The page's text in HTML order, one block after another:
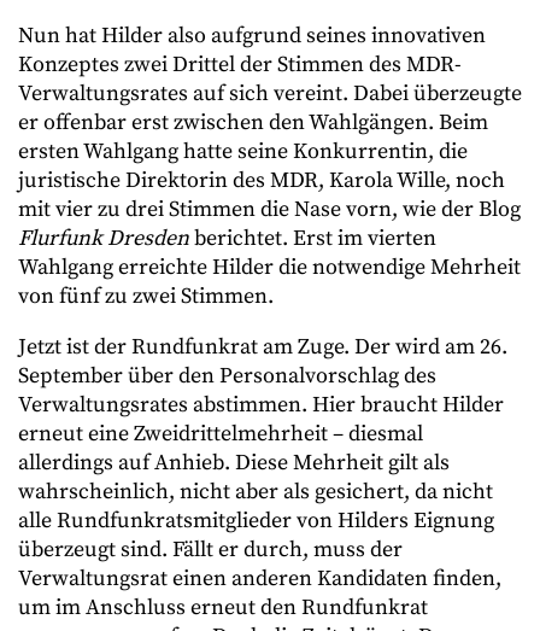
Nun hat Hilder also aufgrund seines innovativen
Konzeptes zwei Drittel der Stimmen des MDR-
Verwaltungsrates auf sich vereint. Dabei überzeugte
er offenbar erst zwischen den Wahlgängen. Beim
ersten Wahlgang hatte seine Konkurrentin, die
juristische Direktorin des MDR, Karola Wille, noch
mit vier zu drei Stimmen die Nase vorn, wie der Blog
Flurfunk Dresdenberichtet. Erst im vierten
Wahlgang erreichte Hilder die notwendige Mehrheit
von fünf zu zwei Stimmen.
Jetzt ist der Rundfunkrat am Zuge. Der wird am 26.
September über den Personalvorschlag des
Verwaltungsrates abstimmen. Hier braucht Hilder
erneut eine Zweidrittelmehrheit – diesmal
allerdings auf Anhieb. Diese Mehrheit gilt als
wahrscheinlich, nicht aber als gesichert, da nicht
alle Rundfunkratsmitglieder von Hilders Eignung
überzeugt sind. Fällt er durch, muss der
Verwaltungsrat einen anderen Kandidaten finden,
um im Anschluss erneut den Rundfunkrat